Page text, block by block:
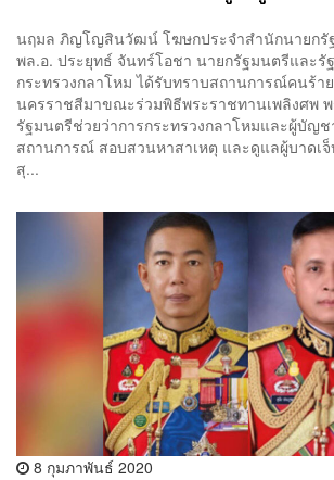
นฤมล ภิญโญสินวัฒน์ โฆษกประจำสำนักนายกรัฐ
พล.อ. ประยุทธ์ จันทร์โอชา นายกรัฐมนตรีและรั
กระทรวงกลาโหม ได้รับทราบสถานการณ์คนร้า
นครราชสีมาขณะร่วมพิธีพระราชทานเพลิงศพ พ
รัฐมนตรีช่วยว่าการกระทรวงกลาโหมและผู้บัญ
สถานการณ์ สอบสวนหาสาเหตุ และดูแลผู้บาดเ
สุ...
8 กุมภาพันธ์ 2020